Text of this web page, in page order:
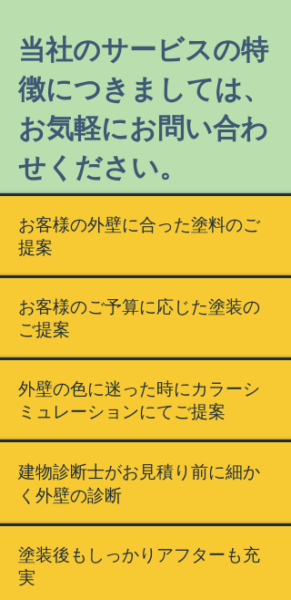
当社のサービスの特
徴につきましては、
お気軽にお問い合わ
せください。
お客様の外壁に合った塗料のご
提案
お客様のご予算に応じた塗装の
ご提案
外壁の色に迷った時にカラーシ
ミュレーションにてご提案
建物診断士がお見積り前に細か
く外壁の診断
塗装後もしっかりアフターも充
実